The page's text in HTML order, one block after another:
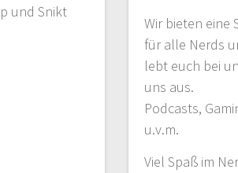
und Snikt
Wir bieten eine
für alle Nerds
lebt euch bei
uns aus.
Podcasts,
u.v.m.
Viel Spaß im